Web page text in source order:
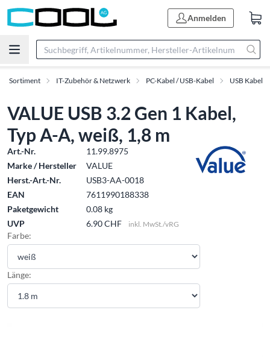
Anmelden
Sortiment IT-Zubehör & Netzwerk PC-Kabel / USB-Kabel USB Kabel
VALUE USB 3.2 Gen 1 Kabel,
Typ A-A, weiß, 1,8 m
Art.-Nr.
11.99.8975
Marke / Hersteller
VALUE
Herst.-Art.-Nr.
USB3-AA-0018
EAN
7611990188338
Paketgewicht
0.08 kg
UVP
6.90 CHF inkl. MwSt./vRG
Farbe:
Länge: